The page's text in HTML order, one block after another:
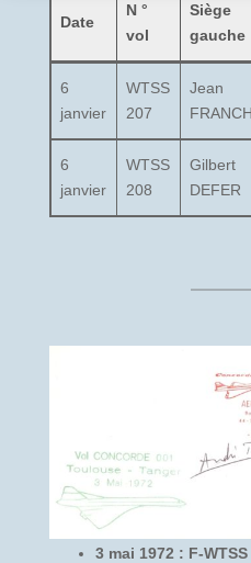
Date
N °
vol
Siège
gauche
6
janvier
WTSS
207
Jean
6
janvier
WTSS
208
Gilbert
DEFER
3 mai 1972 : F-